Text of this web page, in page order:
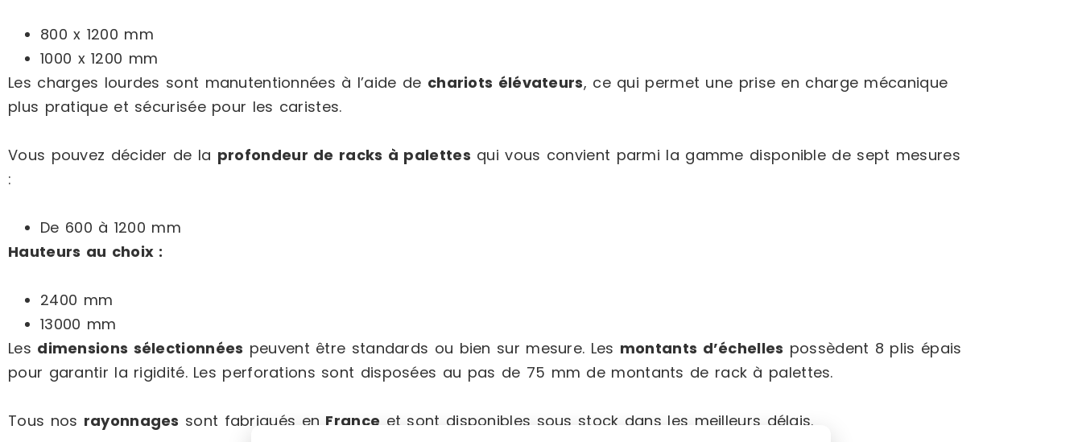
800 x 1200 mm
1000 x 1200 mm
Les charges lourdes sont manutentionnées à l’aide de chariots élévateurs, ce qui permet une prise en charge mécanique
plus pratique et sécurisée pour les caristes.
Vous pouvez décider de la profondeur de racks à palettes qui vous convient parmi la gamme disponible de sept mesures
:
De 600 à 1200 mm
Hauteurs au choix :
2400 mm
13000 mm
Les dimensions sélectionnées peuvent être standards ou bien sur mesure. Les montants d’échelles possèdent 8 plis épais
pour garantir la rigidité. Les perforations sont disposées au pas de 75 mm de montants de rack à palettes.
Tous nos rayonnages sont fabriqués en France et sont disponibles sous stock dans les meilleurs délais.